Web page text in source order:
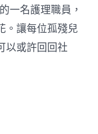
一名護理職員，
。讓每位孤殘兒
以或許回回社